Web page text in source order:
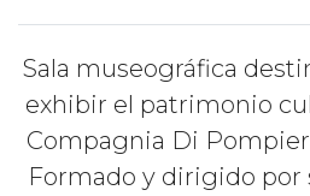
Sala museográfica
exhibir el patrimonio
Compagnia Di
Formado y dirigido